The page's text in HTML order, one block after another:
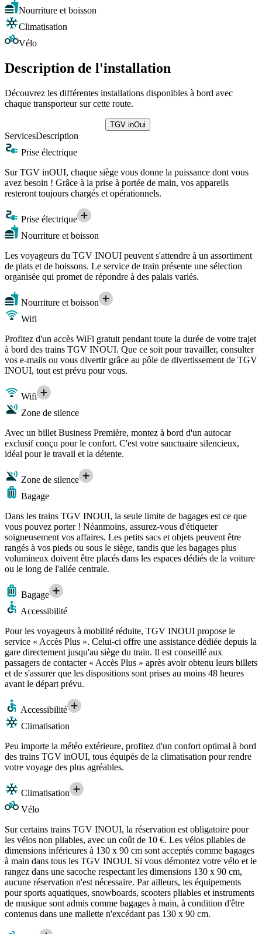
Nourriture et boisson
Climatisation
Vélo
Description de l'installation
Découvrez les différentes installations disponibles à bord avec
chaque transporteur sur cette route.
TGV inOui
ServicesDescription
Prise électrique
Sur TGV inOUI, chaque siège vous donne la puissance dont vous
avez besoin ! Grâce à la prise à portée de main, vos appareils
resteront toujours chargés et opérationnels.
Prise électrique
Nourriture et boisson
Les voyageurs du TGV INOUI peuvent s'attendre à un assortiment
de plats et de boissons. Le service de train présente une sélection
organisée qui promet de répondre à des palais variés.
Nourriture et boisson
Wifi
Profitez d'un accès WiFi gratuit pendant toute la durée de votre trajet
à bord des trains TGV INOUI. Que ce soit pour travailler, consulter
vos e-mails ou vous divertir grâce au pôle de divertissement de TGV
INOUI, tout est prévu pour vous.
Wifi
Zone de silence
Avec un billet Business Première, montez à bord d'un autocar
exclusif conçu pour le confort. C'est votre sanctuaire silencieux,
idéal pour le travail et la détente.
Zone de silence
Bagage
Dans les trains TGV INOUI, la seule limite de bagages est ce que
vous pouvez porter ! Néanmoins, assurez-vous d'étiqueter
soigneusement vos affaires. Les petits sacs et objets peuvent être
rangés à vos pieds ou sous le siège, tandis que les bagages plus
volumineux doivent être placés dans les espaces dédiés de la voiture
ou le long de l'allée centrale.
Bagage
Accessibilité
Pour les voyageurs à mobilité réduite, TGV INOUI propose le
service « Accès Plus ». Celui-ci offre une assistance dédiée depuis la
gare directement jusqu'au siège du train. Il est conseillé aux
passagers de contacter « Accès Plus » après avoir obtenu leurs billets
et de s'assurer que les dispositions sont prises au moins 48 heures
avant le départ prévu.
Accessibilité
Climatisation
Peu importe la météo extérieure, profitez d'un confort optimal à bord
des trains TGV inOUI, tous équipés de la climatisation pour rendre
votre voyage des plus agréables.
Climatisation
Vélo
Sur certains trains TGV INOUI, la réservation est obligatoire pour
les vélos non pliables, avec un coût de 10 €. Les vélos pliables de
dimensions inférieures à 130 x 90 cm sont acceptés comme bagages
à main dans tous les TGV INOUI. Si vous démontez votre vélo et le
rangez dans une sacoche respectant les dimensions 130 x 90 cm,
aucune réservation n'est nécessaire. Par ailleurs, les équipements
pour sports aquatiques, snowboards, scooters pliables et instruments
de musique sont admis comme bagages à main, à condition d'être
contenus dans une mallette n'excédant pas 130 x 90 cm.